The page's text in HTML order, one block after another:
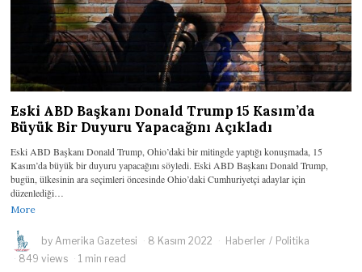
Eski ABD Başkanı Donald Trump 15 Kasım’da
Büyük Bir Duyuru Yapacağını Açıkladı
Eski ABD Başkanı Donald Trump, Ohio’daki bir mitingde yaptığı konuşmada, 15
Kasım’da büyük bir duyuru yapacağını söyledi. Eski ABD Başkanı Donald Trump,
bugün, ülkesinin ara seçimleri öncesinde Ohio’daki Cumhuriyetçi adaylar için
düzenlediği…
More
by Amerika Gazetesi 8 Kasım 2022 Haberler / Politika
849 views
1 min read